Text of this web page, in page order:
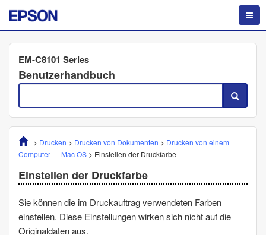
EM-C8101 Series
Benutzerhandbuch
> Drucken > Drucken von Dokumenten > Drucken von einem
Computer — Mac OS > Einstellen der Druckfarbe
Einstellen der Druckfarbe
Sie können die im Druckauftrag verwendeten Farben
einstellen. Diese Einstellungen wirken sich nicht auf die
Originaldaten aus.